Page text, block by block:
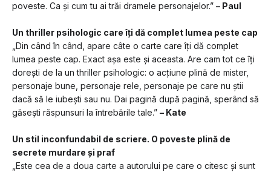
poveste. Ca și cum tu ai trăi dramele personajelor.” – Paul
Un thriller psihologic care îți dă complet lumea peste cap
„Din când în când, apare câte o carte care îți dă complet
lumea peste cap. Exact așa este și aceasta. Are cam tot ce îți
dorești de la un thriller psihologic: o acțiune plină de mister,
personaje bune, personaje rele, personaje pe care nu știi
dacă să le iubești sau nu. Dai pagină după pagină, sperând să
găsești răspunsuri la întrebările tale.” – Kate
Un stil inconfundabil de scriere. O poveste plină de
secrete murdare și praf
„Este cea de a doua carte a autorului pe care o citesc și sunt